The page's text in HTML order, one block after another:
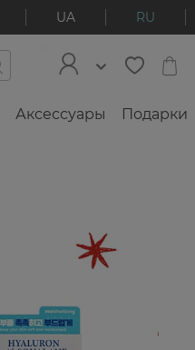
UA RU
Аксессуары Подарки